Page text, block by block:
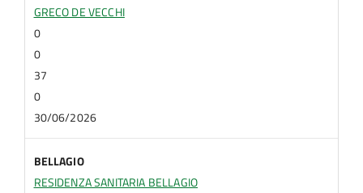
GRECO DE VECCHI
0
0
37
0
30/06/2026
BELLAGIO
RESIDENZA SANITARIA BELLAGIO